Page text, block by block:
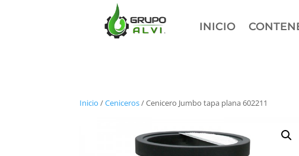
INICIO
Inicio /Ceniceros/ Cenicero Jumbo tapa plana 602211